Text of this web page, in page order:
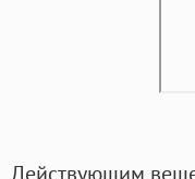
Действующим